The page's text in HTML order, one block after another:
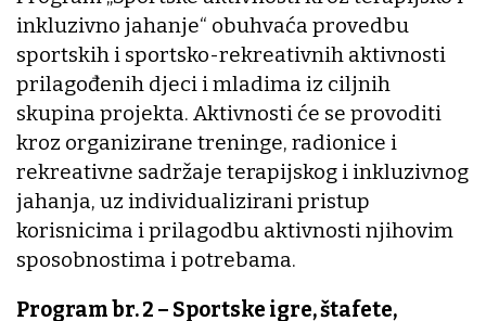
inkluzivno jahanje“ obuhvaća provedbu
sportskih i sportsko-rekreativnih aktivnosti
prilagođenih djeci i mladima iz ciljnih
skupina projekta. Aktivnosti će se provoditi
kroz organizirane treninge, radionice i
rekreativne sadržaje terapijskog i inkluzivnog
jahanja, uz individualizirani pristup
korisnicima i prilagodbu aktivnosti njihovim
sposobnostima i potrebama.
Program br. 2 – Sportske igre, štafete,